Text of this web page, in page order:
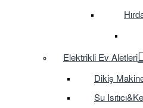
Elektrikli Ev Aletleri
Dikiş
Su